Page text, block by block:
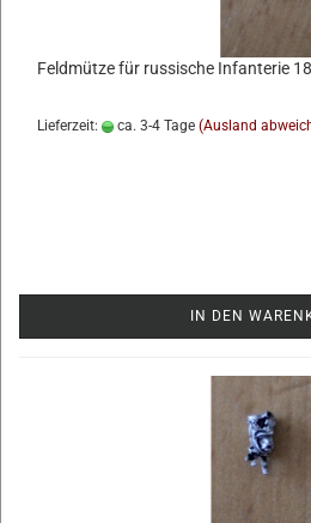
Feldmütze für russische Infanterie
Lieferzeit: ca. 3-4 Tage (Ausland
IN DEN